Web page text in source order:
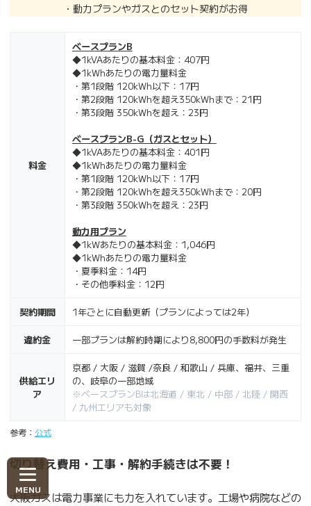
・動力プランやガスとのセット契約がお得
料金
ベースプランB
◆1kVAあたりの基本料金：407円
◆1kWhあたりの電力量料金
・第1段階 120kWh以下：17円
・第2段階 120kWhを超え350kWhまで：21円
・第3段階 350kWhを超え：23円
ベースプランB-G（ガスとセット）
◆1kVAあたりの基本料金：401円
◆1kWhあたりの電力量料金
・第1段階 120kWh以下：17円
・第2段階 120kWhを超え350kWhまで：20円
・第3段階 350kWhを超え：23円
動力用プラン
◆1kWあたりの基本料金：1,046円
◆1kWhあたりの電力量料金
・夏季料金：14円
・その他季料金：12円
契約期間 1年ごとに自動更新（プランによっては2年）
違約金 一部プランは解約時期により8,800円の手数料が発生
供給エリ
ア
京都 / 大阪 / 滋賀 /奈良 / 和歌山 / 兵庫、福井、三重
の、岐阜の一部地域
※ベースプランBは北海道 / 東北 / 中部 / 北陸 / 関西
/ 九州エリアも対象
参考： 公式
切り替え費用・工事・解約手続きは不要！
大阪ガスは電力事業にも力を入れています。工場や病院などの